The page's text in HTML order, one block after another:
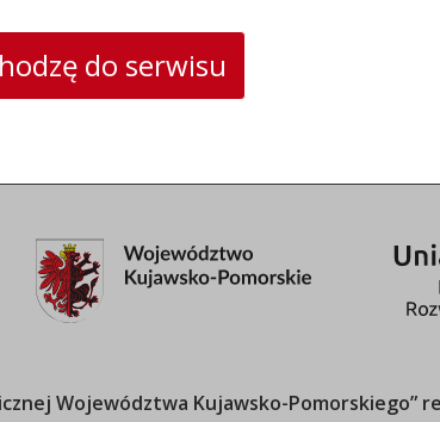
Województwa Kujawsko-Pomorskiego”
do serwisu